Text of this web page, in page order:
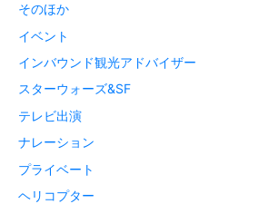
そのほか
イベント
インバウンド観光アドバイザー
スターウォーズ&SF
テレビ出演
ナレーション
プライベート
ヘリコプター